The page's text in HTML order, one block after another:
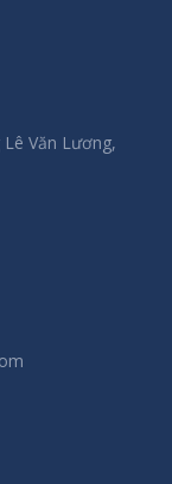
Văn Lương,